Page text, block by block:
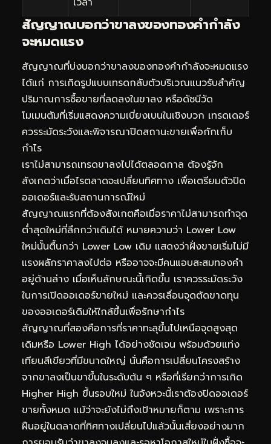
สัญญาณบอกว่าขาลงของทองคำกำลัง
จะหมดแรง
สัญญาณที่บ่งบอกว่าขาลงของทองคำกำลังจะหมดแรง
ได้แก่ การเกิดรูปแบบเทรดกลับตัวบริเวณแนวรับสำคัญ
ปริมาณการซื้อขายที่ลดลงในขาลง หรือดัชนีวัด
โมเมนตัมที่เริ่มแสดงความเบี่ยงเบนในเชิงบวก เทรดเดอร์
ควรระมัดระวังและพิจารณาปิดสถานะขายเพื่อกักเก็บ
กำไร
เราไม่สามารถเทรดขาลงไปได้ตลอดกาล ต้องรู้จัก
สังเกตว่าเมื่อไรตลาดจะเปลี่ยนทิศทาง เพื่อเตรียมตัวปิด
ออเดอร์และรับสถานการณ์ใหม่
สัญญาณแรกที่ต้องสังเกตคือเมื่อราคาไม่สามารถทำจุด
ต่ำสุดใหม่ที่ลึกกว่าเดิมได้ หมายความว่า Lower Low
ใหม่นั้นตื้นกว่า Lower Low เดิม แสดงว่าฝั่งขายเริ่มไม่มี
แรงผลักราคาลงไปต่อ หรืออาจจะมีคนแอบสะสมทองคำ
อยู่ด้านล่าง เมื่อเห็นลักษณะนี้เกิดขึ้น เราควรระมัดระวัง
ในการเปิดออเดอร์ขายใหม่ และควรเลื่อนจุดตัดขาดทุน
ของออเดอร์เดิมให้ใกล้ขึ้นเพื่อรักษากำไร
สัญญาณที่สองคือการที่ราคาทะลุขึ้นไปเหนือจุดสูงสุด
เดิมหรือ Lower High ได้อย่างชัดเจน พร้อมด้วยแท่ง
เทียนสีเขียวที่มีขนาดใหญ่ นั่นคือการเปลี่ยนโครงสร้าง
จากขาลงเป็นขาขึ้นในระดับต้น ๆ หรือที่เรียกว่าการเกิด
Higher High ขึ้นรอบใหม่ ในจังหวะนี้เราต้องปิดออเดอร์
ขายทั้งหมด แม้ว่าจะยังไม่ถึงเป้าหมายก็ตาม เพราะการ
ฝืนอยู่ในตลาดที่ทิศทางเปลี่ยนไปแล้วนั้นเสี่ยงอย่างมาก